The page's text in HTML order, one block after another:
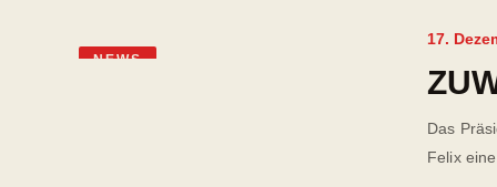
NEWS
17.
Das
Felix